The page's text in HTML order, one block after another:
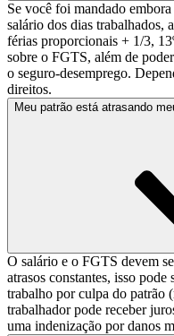
Se você foi mandado
salário dos dias trabalhados,
férias proporcionais + 1/3,
sobre o FGTS, além de
o seguro-desemprego.
direitos.
Meu patrão está atrasando
O salário e o FGTS devem
atrasos constantes, isso
trabalho por culpa do patrão
trabalhador pode receber
uma indenização por danos